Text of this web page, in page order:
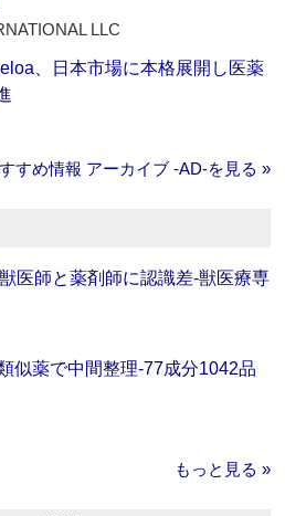
LLC
、日本市場に本格展開し医薬
すめ情報 アーカイブ ‐AD‐を見る »
医師と薬剤師に認識差‐獣医療専
似薬で中間整理‐77成分1042品
もっと見る »